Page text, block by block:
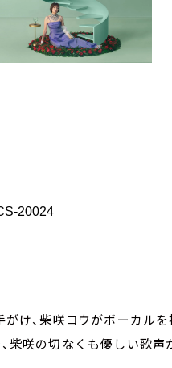
20024
け、柴咲コウがボーカル
柴咲の切なくも優しい歌声